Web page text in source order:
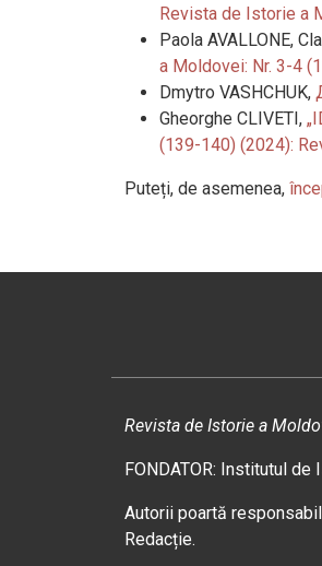
Revista de Istorie a
Paola AVALLONE,
a Moldovei: Nr. 3-4
Dmytro VASHCHUK,
Gheorghe CLIVETI,
(139-140) (2024):
Puteți, de asemenea,
Revista de Istorie a
FONDATOR: Institutul
Autorii poartă
Redacție.